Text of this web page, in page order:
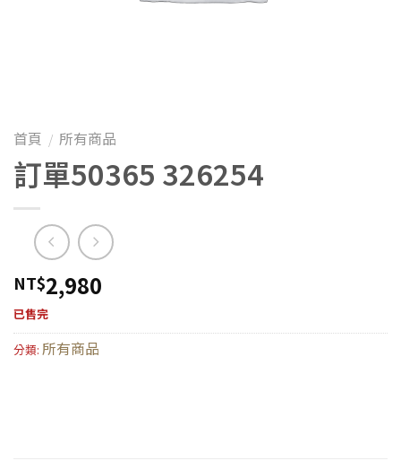
首頁 / 所有商品
訂單50365 326254
NT$2,980
已售完
分類: 所有商品